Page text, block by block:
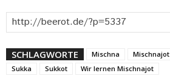
SCHLAGWORTE Mischna Mischnajot
Sukka
Sukkot Wir lernen Mischnajot